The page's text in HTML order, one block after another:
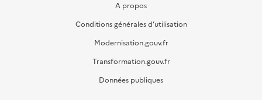
A propos
Conditions générales d’utilisation
Modernisation.gouv.fr
Transformation.gouv.fr
Données publiques